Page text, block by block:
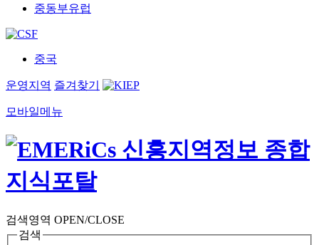
중동부유럽
중국
운영지역 즐겨찾기
모바일메뉴
검색영역 OPEN/CLOSE
검색